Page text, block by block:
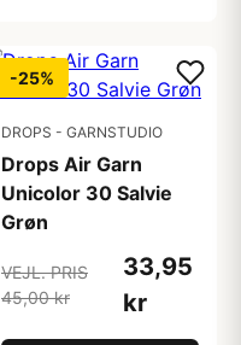
-25%
DROPS - GARNSTUDIO
Drops Air Garn
Unicolor 30 Salvie
Grøn
VEJL. PRIS
45,00 kr
33,95
kr